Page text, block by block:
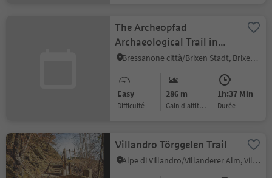
The Archeopfad
Archaeological Trail in
Brixen
Bressanone città/Brixen Stadt, Brixen/Bressanone, Brixen/Bressanone and environs
Easy
Difficulté
286 m
Gain d'altitude
1h:37 Min
durée
Villandro Törggelen Trail
Alpe di Villandro/Villanderer Alm, Villanders/Villandro, Brixen/Bressanone and environs